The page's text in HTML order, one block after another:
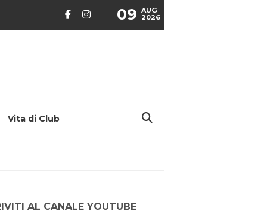
09 AUG
2026
Vita di Club
AL CANALE YOUTUBE